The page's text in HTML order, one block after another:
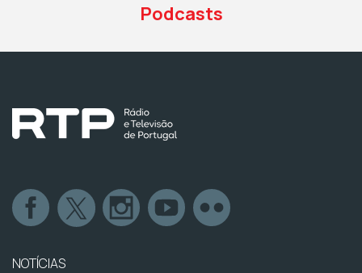
Podcasts
NOTÍCIAS